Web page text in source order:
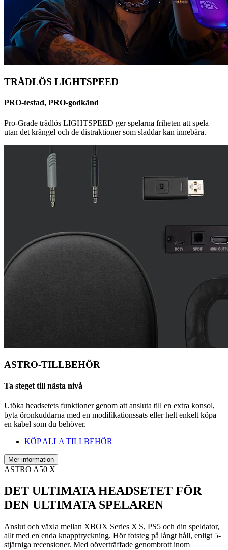
TRÅDLÖS LIGHTSPEED
PRO-testad, PRO-godkänd
Pro-Grade trådlös LIGHTSPEED ger spelarna friheten att spela
utan det krångel och de distraktioner som sladdar kan innebära.
ASTRO-TILLBEHÖR
Ta steget till nästa nivå
Utöka headsetets funktioner genom att ansluta till en extra konsol,
byta öronkuddarna med en modifikationssats eller helt enkelt köpa
en kabel som du behöver.
KÖP ALLA TILLBEHÖR
Mer information
ASTRO A50 X
DET ULTIMATA HEADSETET FÖR
DEN ULTIMATA SPELAREN
Anslut och växla mellan XBOX Series X|S, PS5 och din speldator,
allt med en enda knapptryckning. Hör fotsteg på långt håll, enligt 5-
stjärniga recensioner. Med oöverträffade genombrott inom